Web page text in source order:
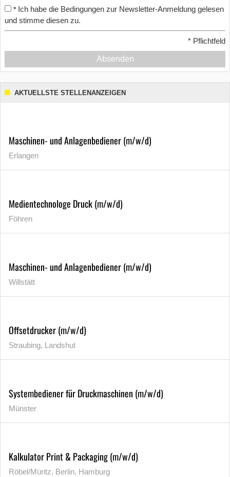
* Ich habe die Bedingungen zur Newsletter-Anmeldung gelesen
und stimme diesen zu.
* Pflichtfeld
Absenden
AKTUELLSTE STELLENANZEIGEN
Maschinen- und Anlagenbediener (m/w/d)
Erlangen
Medientechnologe Druck (m/w/d)
Föhren
Maschinen- und Anlagenbediener (m/w/d)
Willstätt
Offsetdrucker (m/w/d)
Straubing, Landshut
Systembediener für Druckmaschinen (m/w/d)
Münster
Kalkulator Print & Packaging (m/w/d)
Röbel/Müritz, Berlin, Hamburg